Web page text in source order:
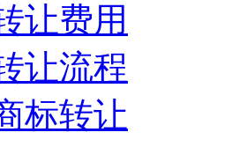
让费用
让流程
标转让